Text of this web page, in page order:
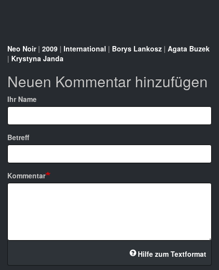
Neo Noir| 2009 | International | Borys Lankosz | Agata Buzek
| Krystyna Janda
Neuen Kommentar hinzufügen
Ihr Name
Betreff
Kommentar
Hilfe zum Textformat